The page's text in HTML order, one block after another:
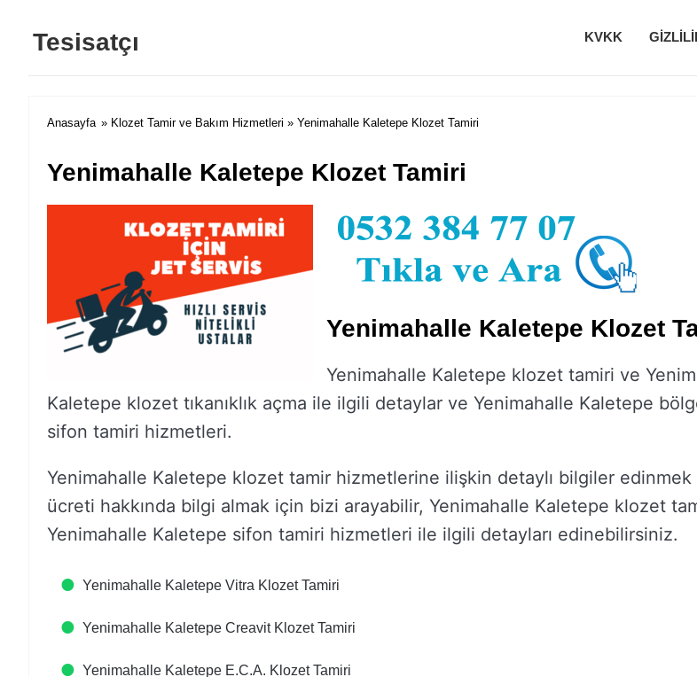
Tesisatçı KVKK
Anasayfa » Klozet Tamir ve Bakım Hizmetleri » Yenimahalle Kaletepe Klozet Tamiri
Yenimahalle Kaletepe Klozet Tamiri
Yenimahalle Kaletepe Klozet
Yenimahalle Kaletepe klozet tamiri ve
Kaletepe klozet tıkanıklık açma ile ilgili detaylar ve Yenimahalle Kaletepe
sifon tamiri hizmetleri.
Yenimahalle Kaletepe klozet tamir hizmetlerine ilişkin detaylı bilgiler
ücreti hakkında bilgi almak için bizi arayabilir, Yenimahalle Kaletepe klozet
Yenimahalle Kaletepe sifon tamiri hizmetleri ile ilgili detayları edinebilirsiniz.
Yenimahalle Kaletepe Vitra Klozet Tamiri
Yenimahalle Kaletepe Creavit Klozet Tamiri
Yenimahalle Kaletepe E.C.A. Klozet Tamiri